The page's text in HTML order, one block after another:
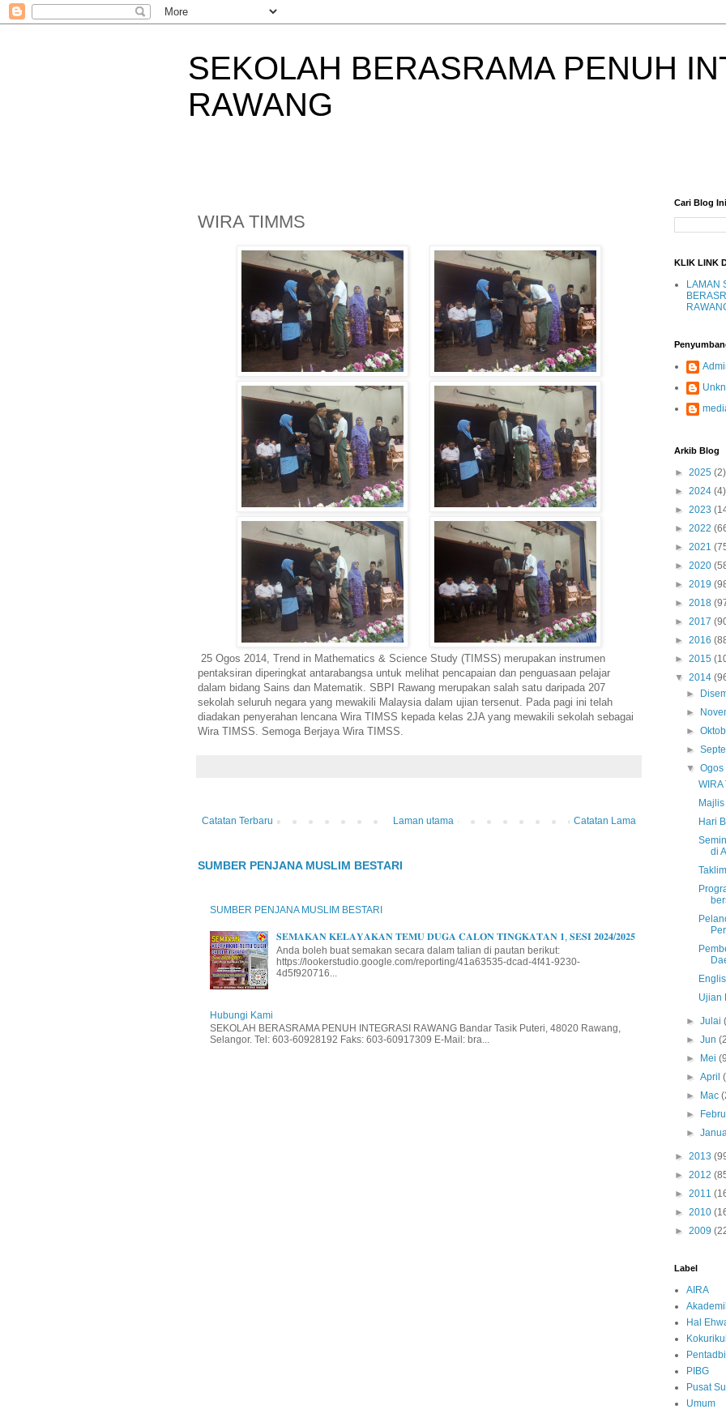
SEKOLAH BERASRAMA PENUH
RAWANG
WIRA TIMMS
25 Ogos 2014, Trend in Mathematics & Science Study (TIMSS) merupakan instrumen
pentaksiran diperingkat antarabangsa untuk melihat pencapaian dan penguasaan pelajar
dalam bidang Sains dan Matematik. SBPI Rawang merupakan salah satu daripada 207
sekolah seluruh negara yang mewakili Malaysia dalam ujian tersenut. Pada pagi ini telah
diadakan penyerahan lencana Wira TIMSS kepada kelas 2JA yang mewakili sekolah sebagai
Wira TIMSS. Semoga Berjaya Wira TIMSS.
Catatan Terbaru Catatan Lama
Laman utama
SUMBER PENJANA MUSLIM BESTARI
SUMBER PENJANA MUSLIM BESTARI
𝐒𝐄𝐌𝐀𝐊𝐀𝐍 𝐊𝐄𝐋𝐀𝐘𝐀𝐊𝐀𝐍 𝐓𝐄𝐌𝐔 𝐃𝐔𝐆𝐀 𝐂𝐀𝐋𝐎𝐍 𝐓𝐈𝐍𝐆𝐊𝐀𝐓𝐀𝐍 𝟏, 𝐒𝐄𝐒𝐈 𝟐𝟎𝟐𝟒/𝟐𝟎𝟐𝟓
Anda boleh buat semakan secara dalam talian di pautan berikut:
https://lookerstudio.google.com/reporting/41a63535-dcad-4f41-9230-
4d5f920716...
Hubungi Kami
SEKOLAH BERASRAMA PENUH INTEGRASI RAWANG Bandar Tasik Puteri, 48020 Rawang,
Selangor. Tel: 603-60928192 Faks: 603-60917309 E-Mail: bra...
Cari Blog Ini
KLIK LINK
LAMAN
Arkib Blog
► 2025 (2)
► 2024 (4)
► 2023
► 2022
► 2021
► 2020
► 2019
► 2018
► 2017
► 2016
► 2015
▼ 2014
►
►
►
►
▼Ogos
WIRA
Hari
di
Ujian
►Julai
►Jun
►
Mei
►April
►
Mac
►
►
► 2013
► 2012
► 2011
► 2010
► 2009
Label
AIRA
Hal
PIBG
Pusat
Umum